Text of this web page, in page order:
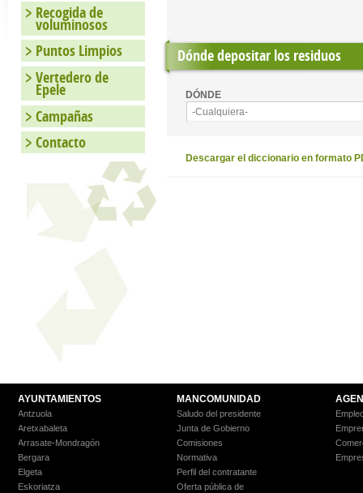
Dónde depositar los residuos
DÓNDE
-Cualquiera-
Descargar el diccionario en formato
Recogida de
voluminosos
Puntos Limpios
Vertedero de
Epele
Campañas
Contacto
AYUNTAMIENTOS
Antzuola
Aretxabaleta
Arrasate-Mondragón
Bergara
Elgeta
Eskoriatza
MANCOMUNIDAD
Saludo del presidente
Junta de Gobierno
Comisiones
Normativa
Perfil del contratante
Oferta pública de